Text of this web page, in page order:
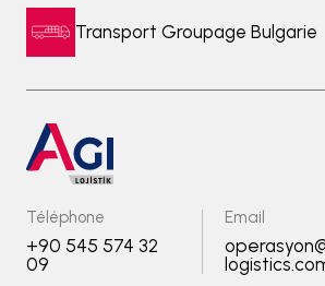
Transport Groupage Bulgarie
Téléphone
+90 545 574 32
09
Email